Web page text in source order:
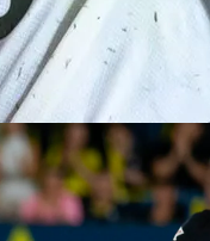
En ese sentido,
.